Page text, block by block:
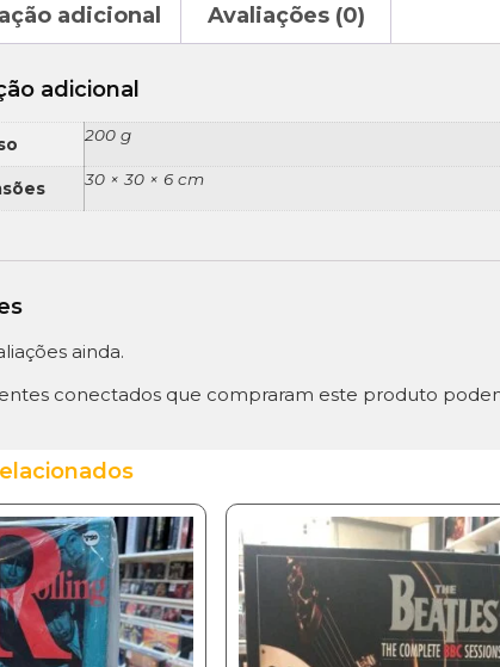
adicional Avaliações (0)
adicional
200 g
30 × 30 × 6 cm
ainda.
conectados que compraram este produto